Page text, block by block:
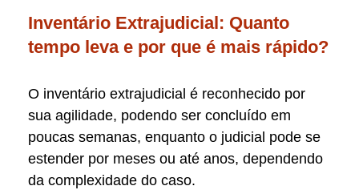
Inventário Extrajudicial: Quanto
tempo leva e por que é mais rápido?
O inventário extrajudicial é reconhecido por
sua agilidade, podendo ser concluído em
poucas semanas, enquanto o judicial pode se
estender por meses ou até anos, dependendo
da complexidade do caso.